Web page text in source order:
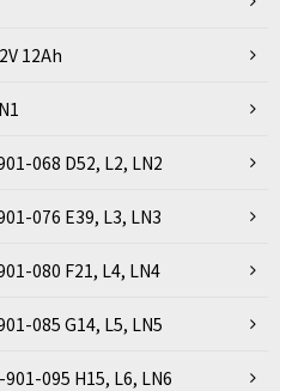
12Ah
068 D52, L2, LN2
076 E39, L3, LN3
080 F21, L4, LN4
085 G14, L5, LN5
901-095 H15, L6, LN6